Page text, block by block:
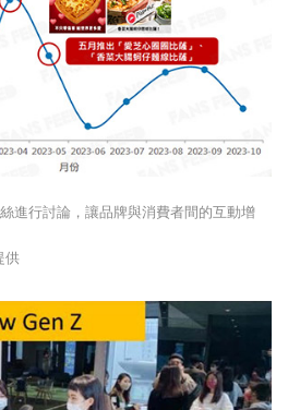
進行討論，讓品牌與消費者間的互動增
供